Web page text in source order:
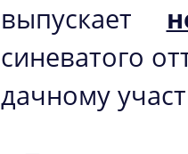
выпускает
синеватого
дачному